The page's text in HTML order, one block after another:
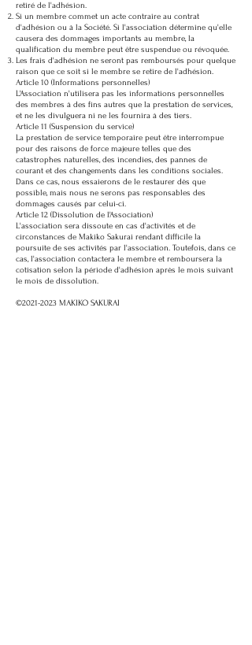
retiré de l'adhésion.
Si un membre commet un acte contraire au contrat
d'adhésion ou à la Société. Si l'association détermine qu'elle
causera des dommages importants au membre, la
qualification du membre peut être suspendue ou révoquée.
Les frais d'adhésion ne seront pas remboursés pour quelque
raison que ce soit si le membre se retire de l'adhésion.
Article 10 (Informations personnelles)
L'Association n'utilisera pas les informations personnelles
des membres à des fins autres que la prestation de services,
et ne les divulguera ni ne les fournira à des tiers.
Article 11 (Suspension du service)
La prestation de service temporaire peut être interrompue
pour des raisons de force majeure telles que des
catastrophes naturelles, des incendies, des pannes de
courant et des changements dans les conditions sociales.
Dans ce cas, nous essaierons de le restaurer dès que
possible, mais nous ne serons pas responsables des
dommages causés par celui-ci.
Article 12 (Dissolution de l'Association)
L'association sera dissoute en cas d'activités et de
circonstances de Makiko Sakurai rendant difficile la
poursuite de ses activités par l'association. Toutefois, dans ce
cas, l'association contactera le membre et remboursera la
cotisation selon la période d'adhésion après le mois suivant
le mois de dissolution.
©2021-2023 MAKIKO SAKURAI